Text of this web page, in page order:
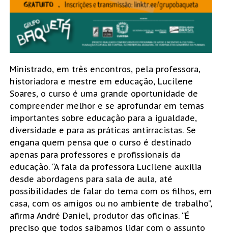
Ministrado, em três encontros, pela professora,
historiadora e mestre em educação, Lucilene
Soares, o curso é uma grande oportunidade de
compreender melhor e se aprofundar em temas
importantes sobre educação para a igualdade,
diversidade e para as práticas antirracistas. Se
engana quem pensa que o curso é destinado
apenas para professores e profissionais da
educação. “A fala da professora Lucilene auxilia
desde abordagens para sala de aula, até
possibilidades de falar do tema com os filhos, em
casa, com os amigos ou no ambiente de trabalho”,
afirma André Daniel, produtor das oficinas. “É
preciso que todos saibamos lidar com o assunto